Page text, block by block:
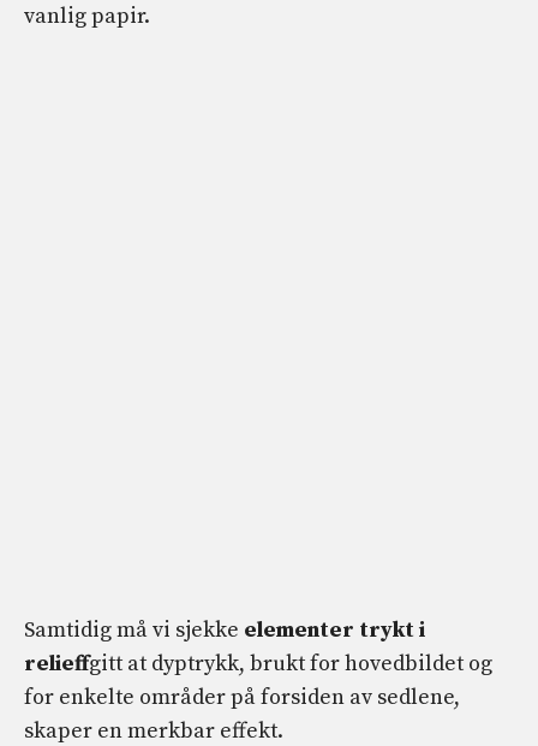
vanlig papir.
Samtidig må vi sjekke elementer trykt i
relieffgitt at dyptrykk, brukt for hovedbildet og
for enkelte områder på forsiden av sedlene,
skaper en merkbar effekt.